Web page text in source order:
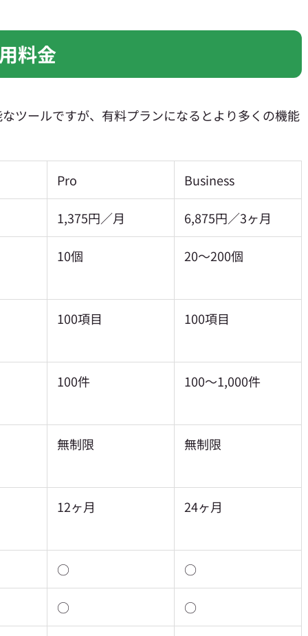
料金
ツールですが、有料プランになるとより多くの機能
Pro Business
1,375円／月 6,875円／3ヶ月
10個 20〜200個
100項目 100項目
100件 100〜1,000件
無制限 無制限
12ヶ月 24ヶ月
○ ○
○ ○